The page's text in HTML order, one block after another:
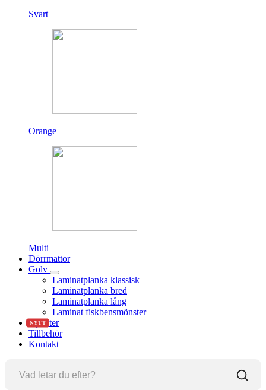
Svart
Orange
Multi
Dörrmattor
Golv
Laminatplanka klassisk
Laminatplanka bred
Laminatplanka lång
Laminat fiskbensmönster
Nyheter
NYTT
Tillbehör
Kontakt